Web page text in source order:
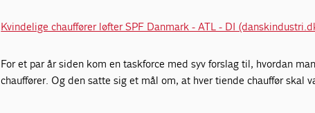
Kvindelige chauffører løfter SPF Danmark - ATL - DI
For et par år siden kom en taskforce med syv forslag til, hvordan
chauffører. Og den satte sig et mål om, at hver tiende chauffør skal